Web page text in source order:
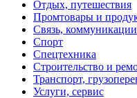
Отдых, путешествия
Промтовары и
Связь, коммуникации
Спорт
Спецтехника
Строительство и
Транспорт,
Услуги, сервис